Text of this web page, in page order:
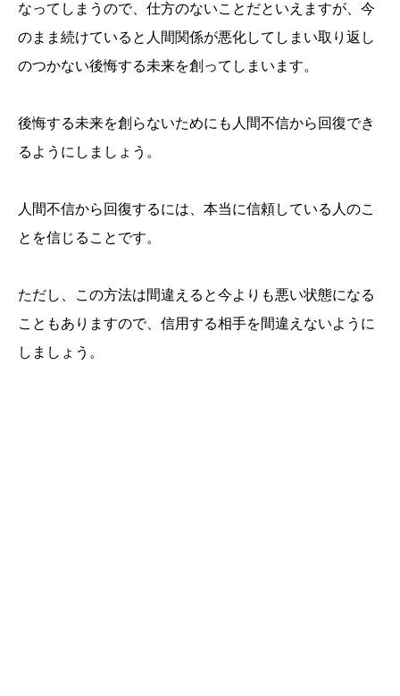
なってしまうので、仕方のないことだといえますが、今
のまま続けていると人間関係が悪化してしまい取り返し
のつかない後悔する未来を創ってしまいます。
後悔する未来を創らないためにも人間不信から回復でき
るようにしましょう。
人間不信から回復するには、本当に信頼している人のこ
とを信じることです。
ただし、この方法は間違えると今よりも悪い状態になる
こともありますので、信用する相手を間違えないように
しましょう。